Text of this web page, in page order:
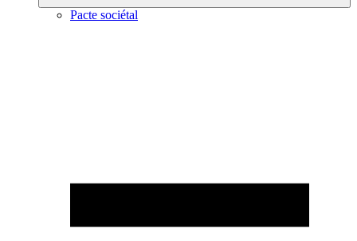
Pacte sociétal